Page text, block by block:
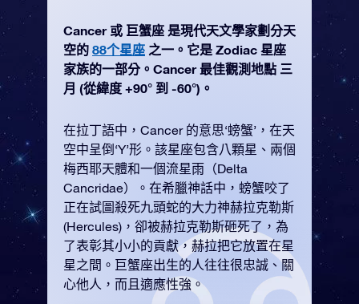
Cancer 或 巨蟹座 是現代天文學家劃分天
空的 88个星座 之一。它是 Zodiac 星座
家族的一部分。Cancer 最佳觀測地點 三
月 (從緯度 +90° 到 -60°)。
在拉丁語中，Cancer 的意思‘螃蟹’，在天
空中呈倒‘Y’形。該星座包含八顆星、兩個
梅西耶天體和一個流星雨（Delta
Cancridae）。在希臘神話中，螃蟹咬了
正在試圖殺死九頭蛇的大力神赫拉克勒斯
(Hercules)，卻被赫拉克勒斯砸死了，為
了表彰其小小的貢獻，赫拉把它放置在星
星之間。巨蟹座出生的人往往很忠誠、關
心他人，而且適應性強。